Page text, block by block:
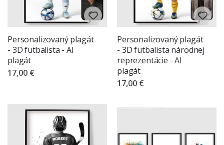
Personalizovaný plagát
- 3D futbalista - AI
plagát
17,00 €
Personalizovaný plagát
- 3D futbalista národnej
reprezentácie - AI
plagát
17,00 €